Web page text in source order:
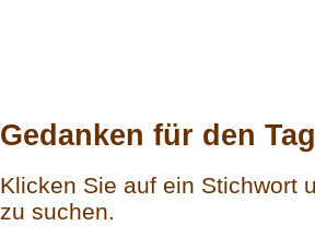
Gedanken für den
Klicken Sie auf ein Stichwort
zu suchen.